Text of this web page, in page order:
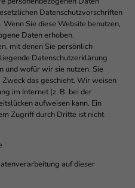
Datenschutzvorschriften
Sie diese Website benutzen,
Daten erhoben.
mit denen Sie persönlich
Datenschutzerklärung
wofür wir sie nutzen. Sie
das geschieht. Wir weisen
im Internet (z. B. bei der
aufweisen kann. Ein
Zugriff durch Dritte ist nicht
auf dieser